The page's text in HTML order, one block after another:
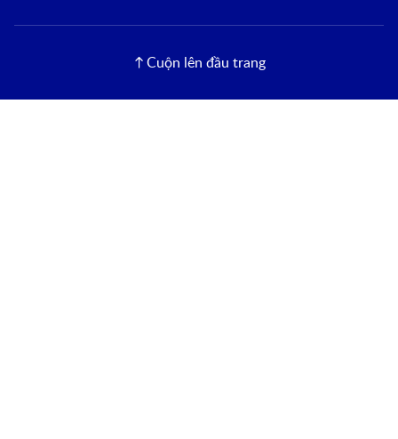
Cuộn lên đầu trang